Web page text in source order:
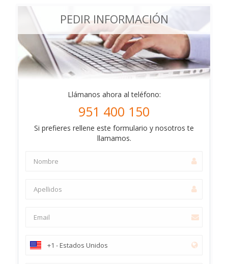
PEDIR INFORMACIÓN
Llámanos ahora al teléfono:
951 400 150
Si prefieres rellene este formulario y nosotros te
llamamos.